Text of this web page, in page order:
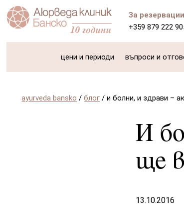
За
+359 879 222
цени и периоди въпроси и
ayurveda bansko /блог /и болни, и здрави –
И
ще
13.10.2016